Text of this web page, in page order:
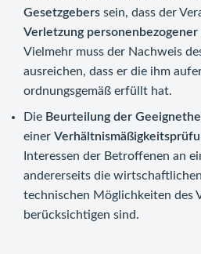
Gesetzgebers sein, dass der
Verletzung
Vielmehr muss der Nachweis
ausreichen, dass er die ihm
ordnungsgemäß erfüllt hat.
Die Beurteilung der
einer
Interessen der Betroffenen an
andererseits die
technischen Möglichkeiten des
berücksichtigen sind.